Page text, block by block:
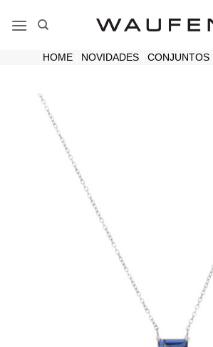
HOME| NOVIDADES| CONJUNTOS|